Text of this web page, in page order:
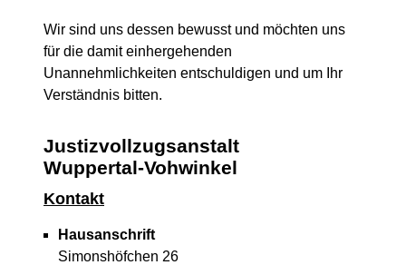
Wir sind uns dessen bewusst und möchten uns
für die damit einhergehenden
Unannehmlichkeiten entschuldigen und um Ihr
Verständnis bitten.
Justizvollzugsanstalt
Wuppertal-Vohwinkel
Kontakt
Hausanschrift
Simonshöfchen 26